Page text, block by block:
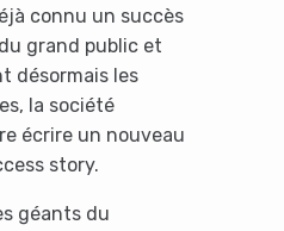
connu un succès
grand public et
désormais les
la société
écrire un nouveau
story.
géants du